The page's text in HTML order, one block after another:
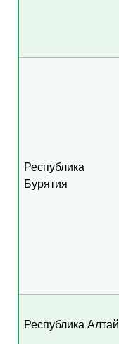
Республика
Бурятия
Республика Алтай